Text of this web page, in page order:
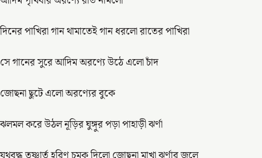
দিনের পাখিরা গান থামাতেই গান ধরলো রাতের পাখিরা
সে গানের সুরে আদিম অরণ্যে উঠে এলো চাঁদ
জোছনা ছুটে এলো অরণ্যের বুকে
ঝলমল করে উঠল নূড়ির ঘুঙ্গুর পড়া পাহাড়ী ঝর্ণা